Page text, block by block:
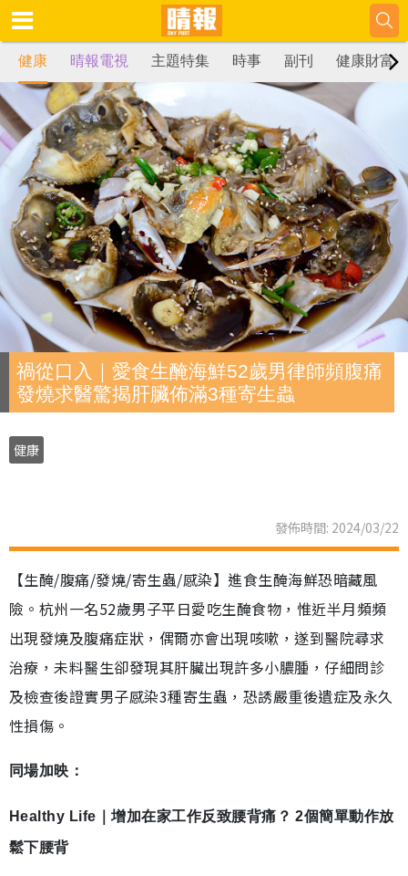
健康 晴報電視 主題特集 時事 副刊 健康財富
禍從口入｜愛食生醃海鮮52歲男律師頻腹痛
發燒求醫驚揭肝臟佈滿3種寄生蟲
健康
發佈時間: 2024/03/22
【生醃/腹痛/發燒/寄生蟲/感染】進食生醃海鮮恐暗藏風
險。杭州一名52歲男子平日愛吃生醃食物，惟近半月頻頻
出現發燒及腹痛症狀，偶爾亦會出現咳嗽，遂到醫院尋求
治療，未料醫生卻發現其肝臟出現許多小膿腫，仔細問診
及檢查後證實男子感染3種寄生蟲，恐誘嚴重後遺症及永久
性損傷。
同場加映：
Healthy Life｜增加在家工作反致腰背痛？ 2個簡單動作放
鬆下腰背